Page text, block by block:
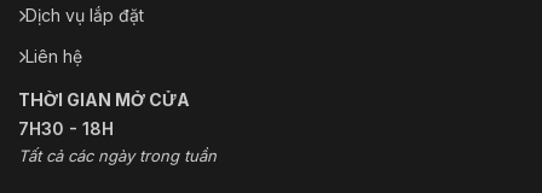
Dịch vụ lắp đặt
Liên hệ
THỜI GIAN MỞ CỬA
7H30 - 18H
Tất cả các ngày trong tuần